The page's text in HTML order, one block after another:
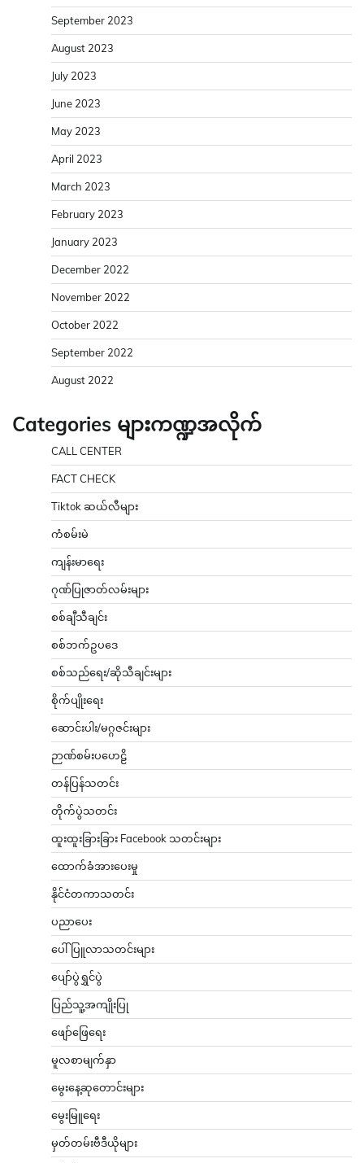
September 2023
August 2023
July 2023
June 2023
May 2023
April 2023
March 2023
February 2023
January 2023
December 2022
November 2022
October 2022
September 2022
August 2022
Categories များကဏ္ဍအလိုက်
CALL CENTER
FACT CHECK
Tiktok ဆယ်လီများ
ကံစမ်းမဲ
ကျန်းမာရေး
ဂုဏ်ပြုဇာတ်လမ်းများ
စစ်ချီသီချင်း
စစ်ဘက်ဥပဒေ
စစ်သည်ရေး/ဆိုသီချင်းများ
စိုက်ပျိုးရေး
ဆောင်းပါး/မဂ္ဂဇင်းများ
ဉာဏ်စမ်းပဟေဠိ
တန်ပြန်သတင်း
တိုက်ပွဲသတင်း
ထူးထူးခြားခြား Facebook သတင်းများ
ထောက်ခံအားပေးမှု
နိုင်ငံတကာသတင်း
ပညာပေး
ပေါ်ပြူလာသတင်းများ
ပျော်ပွဲရွှင်ပွဲ
ပြည်သူ့အကျိုးပြု
ဖျော်ဖြေရေး
မူလစာမျက်နှာ
မွေးနေ့ဆုတောင်းများ
မွေးမြူရေး
မှတ်တမ်းဗီဒီယိုများ